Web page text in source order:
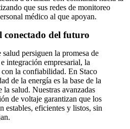
que sus redes de monitoreo
médico al que apoyan.
del futuro
persiguen la promesa de
integración empresarial, la
la confiabilidad. En Staco
de la energía es la base de la
salud. Nuestras avanzadas
de voltaje garantizan que los
estables, eficientes y listos, sin